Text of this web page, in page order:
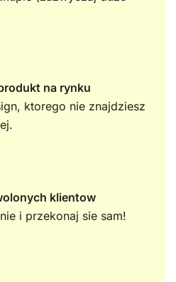
na rynku
ktorego nie znajdziesz
klientow
i przekonaj sie sam!